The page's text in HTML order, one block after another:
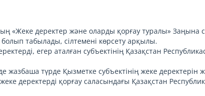
«Жеке деректер және оларды қорғау туралы»
табылады, сілтемені көрсету арқылы.
егер аталған субъектінің Қазақстан
жазбаша түрде Қызметке субъектінің жеке
деректерді қорғау саласындағы Қазақстан